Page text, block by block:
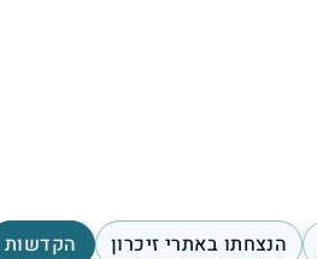
הנצחתו באתרי זיכרון הקדשות